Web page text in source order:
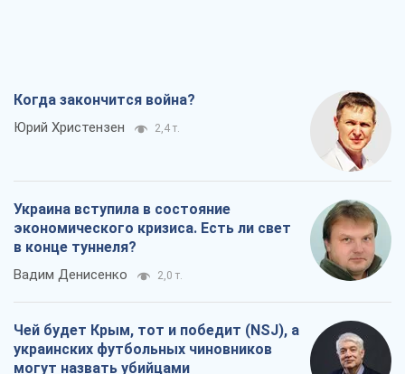
Когда закончится война?
Юрий Христензен 2,4 т.
Украина вступила в состояние
экономического кризиса. Есть ли свет
в конце туннеля?
Вадим Денисенко 2,0 т.
Чей будет Крым, тот и победит (NSJ), а
украинских футбольных чиновников
могут назвать убийцами